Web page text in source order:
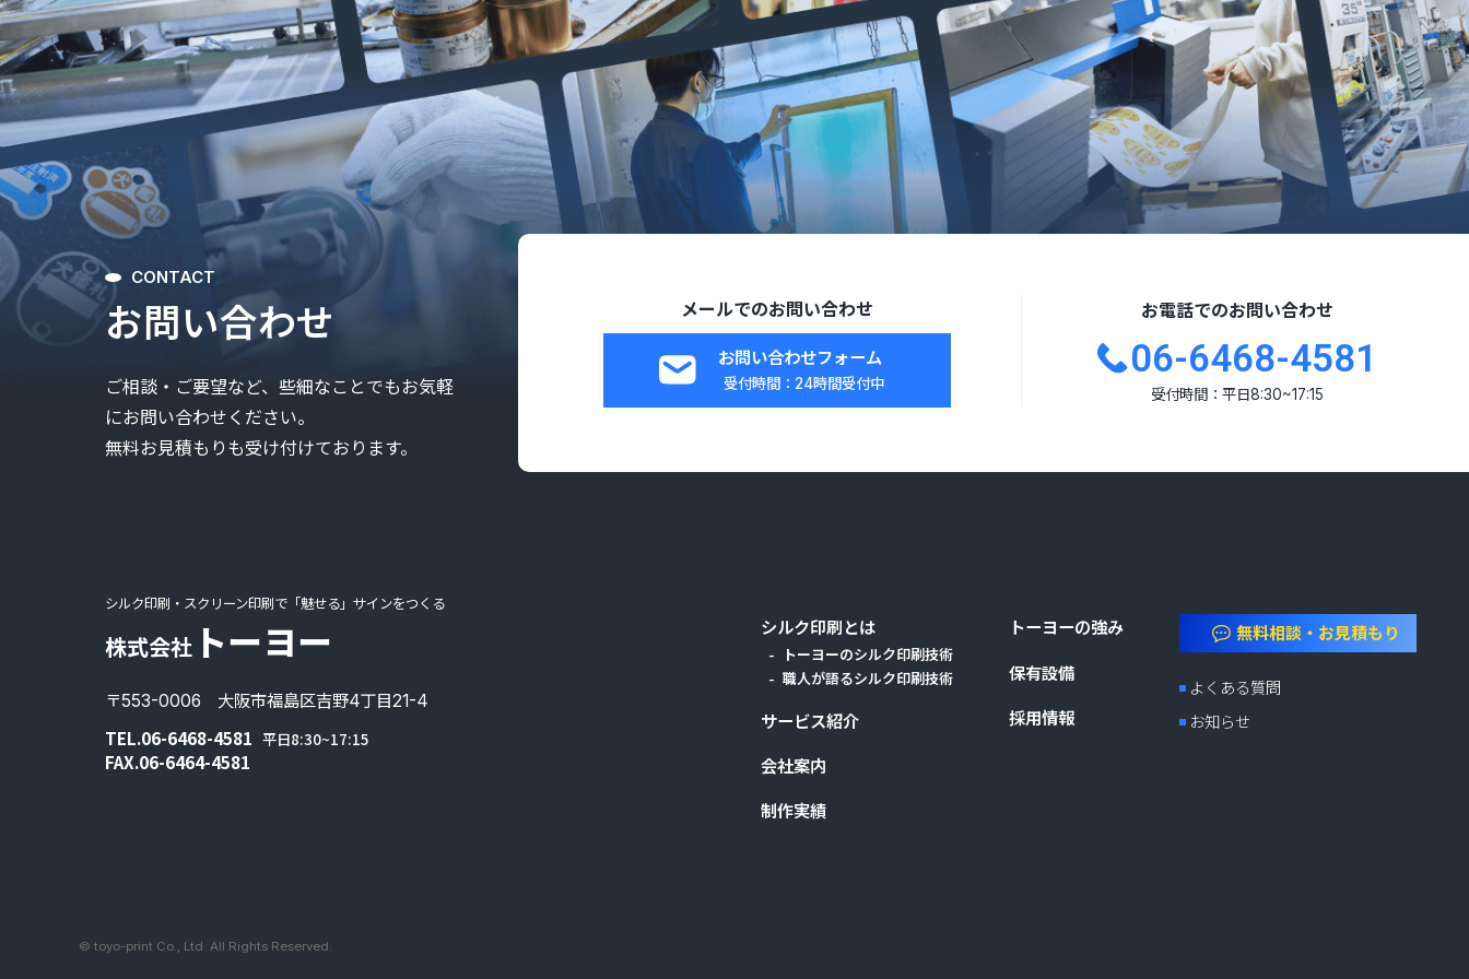
CONTACT
お問い合わせ
ご相談・ご要望など、些細なことでもお気軽
にお問い合わせください。
無料お見積もりも受け付けております。
メールでのお問い合わせ
お問い合わせフォーム
受付時間：24時間受付中
お電話でのお問い合わせ
06-6468-4581
受付時間：平日8:30~17:15
シルク印刷・スクリーン印刷で「魅せる」サインをつくる
株式会社トーヨー
〒553-0006 大阪市福島区吉野4丁目21-4
TEL.06-6468-4581 平日8:30~17:15
FAX.06-6464-4581
シルク印刷とは
トーヨーのシルク印刷技術
職人が語るシルク印刷技術
サービス紹介
会社案内
制作実績
トーヨーの強み
保有設備
採用情報
無料相談・お見積もり
よくある質問
お知らせ
© toyo-print Co., Ltd. All Rights Reserved.